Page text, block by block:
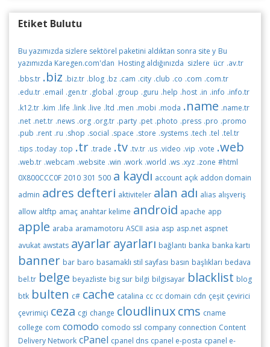
Etiket Bulutu
Bu yazımızda sizlere sektörel paketini aldıktan sonra site y Bu
yazımızda Karegen.com'dan Hosting aldığınızda sizlere ücr .av.tr
.bbs.tr .biz .biz.tr .blog .bz .cam .city .club .co .com .com.tr
.edu.tr .email .gen.tr .global .group .guru .help .host .in .info .info.tr
.k12.tr .kim .life .link .live .ltd .men .mobi .moda .name .name.tr
.net .net.tr .news .org .org.tr .party .pet .photo .press .pro .promo
.pub .rent .ru .shop .social .space .store .systems .tech .tel .tel.tr
.tips .today .top .tr .trade .tv .tv.tr .us .video .vip .vote .web
.web.tr .webcam .website .win .work .world .ws .xyz .zone #html
0X800CCC0F 2010 301 500 a kaydı account açık addon domain
admin adres defteri aktiviteler alan adı alias alışveriş
allow altftp amaç anahtar kelime android apache app
apple araba aramamotoru ASCII asia asp asp.net aspnet
avukat awstats ayarlarayarları bağlantı banka banka kartı
banner bar baro basamaklı stil sayfası basın başlıkları bedava
bel.tr belge beyazliste big sur bilgi bilgisayar blacklist blog
btk bulten c# cache catalina cc cc domain cdn çeşit çevirici
çevrimiçi ceza cgi change cloudlinuxcms cname
college com comodo comodo ssl company connection Content
Delivery Network cPanel cpanel dns cpanel e-posta cpanel e-